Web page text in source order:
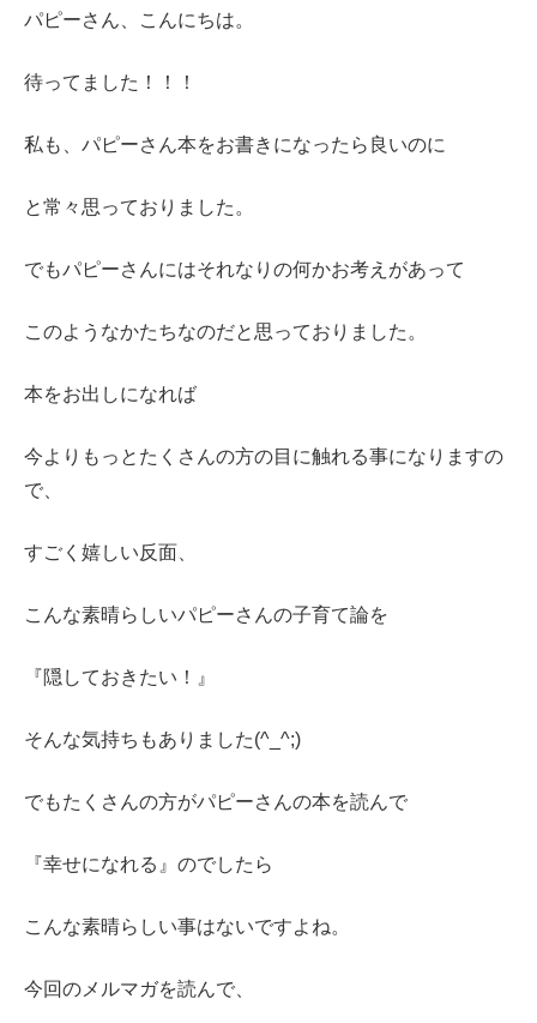
パピーさん、こんにちは。
待ってました！！！
私も、パピーさん本をお書きになったら良いのに
と常々思っておりました。
でもパピーさんにはそれなりの何かお考えがあって
このようなかたちなのだと思っておりました。
本をお出しになれば
今よりもっとたくさんの方の目に触れる事になりますの
で、
すごく嬉しい反面、
こんな素晴らしいパピーさんの子育て論を
『隠しておきたい！』
そんな気持ちもありました(^_^;)
でもたくさんの方がパピーさんの本を読んで
『幸せになれる』のでしたら
こんな素晴らしい事はないですよね。
今回のメルマガを読んで、